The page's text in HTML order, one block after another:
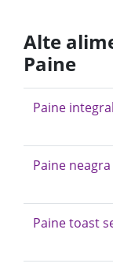
Alte
Paine
Paine
Paine
Paine toast